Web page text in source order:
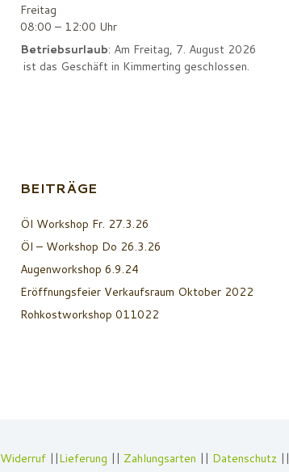
Freitag
08:00 – 12:00 Uhr
Betriebsurlaub: Am Freitag, 7. August 2026
ist das Geschäft in Kimmerting geschlossen.
BEITRÄGE
Öl Workshop Fr. 27.3.26
Öl – Workshop Do 26.3.26
Augenworkshop 6.9.24
Eröffnungsfeier Verkaufsraum Oktober 2022
Rohkostworkshop 011022
Widerruf ||Lieferung || Zahlungsarten || Datenschutz||